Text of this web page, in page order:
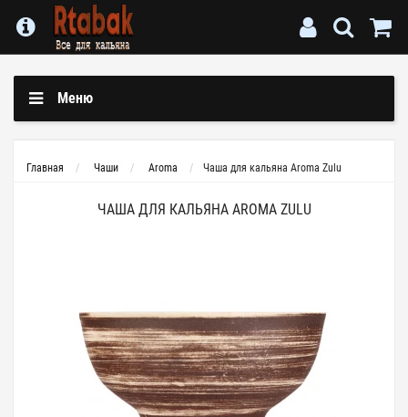
Меню
Главная Чаши Aroma Чаша для кальяна Aroma Zulu
ЧАША ДЛЯ КАЛЬЯНА AROMA ZULU